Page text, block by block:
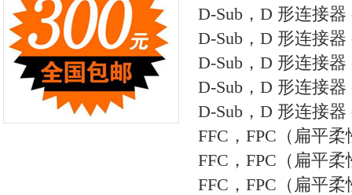
D-Sub，D 形连接器
D-Sub，D 形连接器
D-Sub，D 形连接
D-Sub，D 形连接器
D-Sub，D 形连接
FFC，FPC（扁平
FFC，FPC（扁平
FFC，FPC（扁平